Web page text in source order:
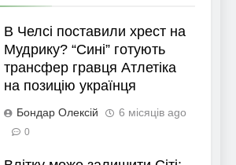
В Челсі поставили хрест на
Мудрику? “Сині” готують
трансфер гравця Атлетіка
на позицію українця
Бондар Олексій 6 місяців ago
0